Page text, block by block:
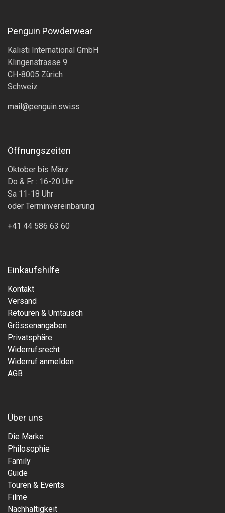
Penguin Powderwear
Kalisti International GmbH
Klingenstrasse 9
CH-8005 Zürich
Schweiz
mail@penguin.swiss
Öffnungszeiten
Oktober bis März
Do & Fr : 16-20 Uhr
Sa 11-18 Uhr
oder Terminvereinbarung
+41 44 586 63 60
Einkaufshilfe
Kontakt
Versand
Retouren & Umtausch
Grössenangaben
Privatsphäre
Widerrufsrecht
Widerruf anmelden
AGB
Über uns
Die Marke
Philosophie
Family
Guide
Touren & Events
Filme
Nachhaltigkeit